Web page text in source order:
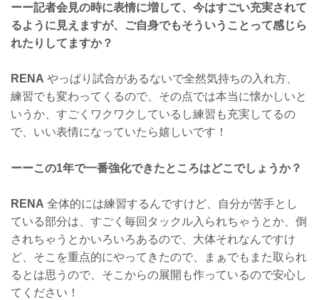
ーー記者会見の時に表情に増して、今はすごい充実されて
るように見えますが、ご自身でもそういうことって感じら
れたりしてますか？
RENA やっぱり試合があるないで全然気持ちの入れ方、
練習でも変わってくるので、その点では本当に懐かしいと
いうか、すごくワクワクしているし練習も充実してるの
で、いい表情になっていたら嬉しいです！
ーーこの1年で一番強化できたところはどこでしょうか？
RENA 全体的には練習するんですけど、自分が苦手とし
ている部分は、すごく毎回タックル入られちゃうとか、倒
されちゃうとかいろいろあるので、大体それなんですけ
ど、そこを重点的にやってきたので、まぁでもまた取られ
るとは思うので、そこからの展開も作っているので安心し
てください！